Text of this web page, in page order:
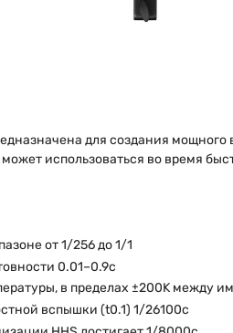
для создания
использоваться во время
от 1/256 до 1/1
0.01–0.9с
в пределах ±200K
вспышки (t0.1) 1/26100с